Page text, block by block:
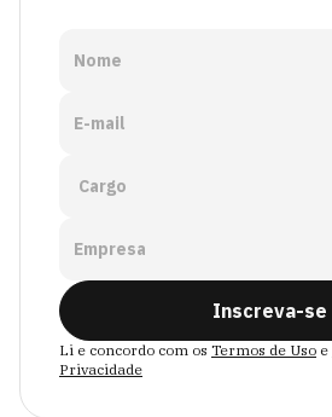
Nome
E-mail
Empresa
Inscreva-se
Li e concordo com os Termos de Uso e
Privacidade